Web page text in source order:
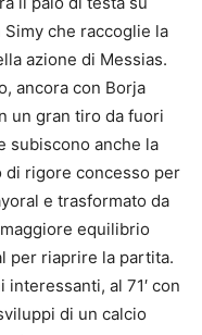
Simy che raccoglie la
azione di Messias.
ancora con Borja
un gran tiro da fuori
subiscono anche la
di rigore concesso per
e trasformato da
equilibrio
per riaprire la partita.
al 71′ con
di un calcio